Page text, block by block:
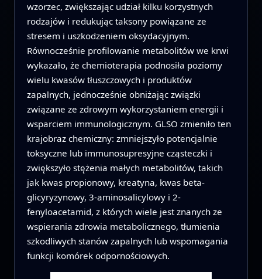
wzorzec, zwiększając udział kilku korzystnych
rodzajów i redukując taksony powiązane ze
stresem i uszkodzeniem oksydacyjnym.
Równocześnie profilowanie metabolitów we krwi
wykazało, że chemioterapia podnosiła poziomy
wielu kwasów tłuszczowych i produktów
zapalnych, jednocześnie obniżając związki
związane ze zdrowym wykorzystaniem energii i
wsparciem immunologicznym. GLSO zmieniło ten
krajobraz chemiczny: zmniejszyło potencjalnie
toksyczne lub immunosupresyjne cząsteczki i
zwiększyło stężenia małych metabolitów, takich
jak kwas propionowy, kreatyna, kwas beta-
glicyryzynowy, 3-aminosalicylowy i 2-
fenyloacetamid, z których wiele jest znanych ze
wspierania zdrowia metabolicznego, tłumienia
szkodliwych stanów zapalnych lub wspomagania
funkcji komórek odpornościowych.